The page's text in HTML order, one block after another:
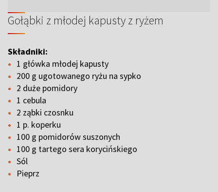
Gołąbki z młodej kapusty z ryżem
Składniki:
1 główka młodej kapusty
200 g ugotowanego ryżu na sypko
2 duże pomidory
1 cebula
2 ząbki czosnku
1 p. koperku
100 g pomidorów suszonych
100 g tartego sera korycińskiego
Sól
Pieprz